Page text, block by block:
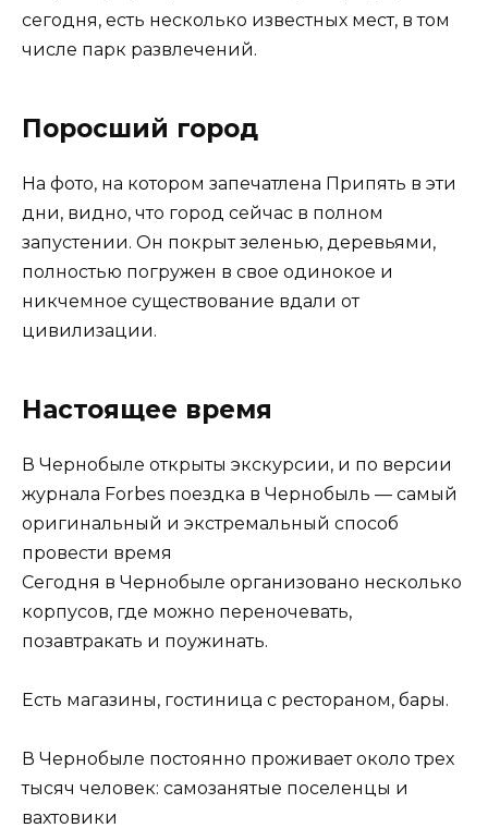
сегодня, есть несколько известных мест, в том
числе парк развлечений.
Поросший город
На фото, на котором запечатлена Припять в эти
дни, видно, что город сейчас в полном
запустении. Он покрыт зеленью, деревьями,
полностью погружен в свое одинокое и
никчемное существование вдали от
цивилизации.
Настоящее время
В Чернобыле открыты экскурсии, и по версии
журнала Forbes поездка в Чернобыль — самый
оригинальный и экстремальный способ
провести время
Сегодня в Чернобыле организовано несколько
корпусов, где можно переночевать,
позавтракать и поужинать.
Есть магазины, гостиница с рестораном, бары.
В Чернобыле постоянно проживает около трех
тысяч человек: самозанятые поселенцы и
вахтовики